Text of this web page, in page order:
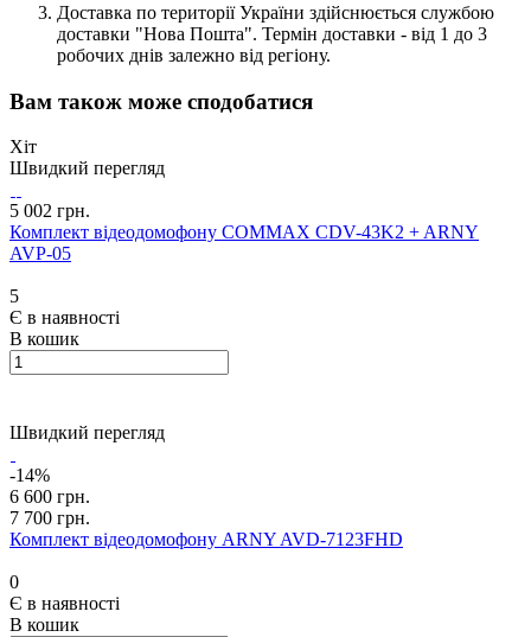
Доставка по території України здійснюється службою
доставки "Нова Пошта". Термін доставки - від 1 до 3
робочих днів залежно від регіону.
Вам також може сподобатися
Хіт
Швидкий перегляд
5 002 грн.
Комплект відеодомофону COMMAX CDV-43K2 + ARNY
AVP-05
5
Є в наявності
В кошик
Швидкий перегляд
-14%
6 600 грн.
7 700 грн.
Комплект відеодомофону ARNY AVD-7123FHD
0
Є в наявності
В кошик